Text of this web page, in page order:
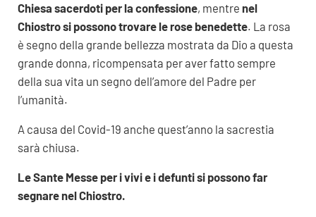
Chiesa sacerdoti per la confessione, mentre nel
Chiostro si possono trovare le rose benedette. La rosa
è segno della grande bellezza mostrata da Dio a questa
grande donna, ricompensata per aver fatto sempre
della sua vita un segno dell’amore del Padre per
l’umanità.
A causa del Covid-19 anche quest’anno la sacrestia
sarà chiusa.
Le Sante Messe per i vivi e i defunti si possono far
segnare nel Chiostro.